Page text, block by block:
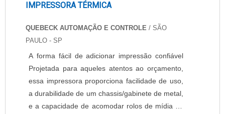
IMPRESSORA TÉRMICA
QUEBECK AUTOMAÇÃO E CONTROLE / SÃO
PAULO - SP
A forma fácil de adicionar impressão confiável
Projetada para aqueles atentos ao orçamento,
essa impressora proporciona facilidade de uso,
a durabilidade de um chassis/gabinete de metal,
e a capacidade de acomodar rolos de mídia de